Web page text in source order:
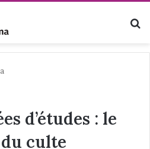
d’études : le
culte